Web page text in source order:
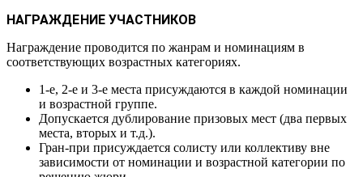
НАГРАЖДЕНИЕ УЧАСТНИКОВ
Награждение проводится по жанрам и номинациям в
соответствующих возрастных категориях.
1-е, 2-е и 3-е места присуждаются в каждой номинации
и возрастной группе.
Допускается дублирование призовых мест (два первых
места, вторых и т.д.).
Гран-при присуждается солисту или коллективу вне
зависимости от номинации и возрастной категории по